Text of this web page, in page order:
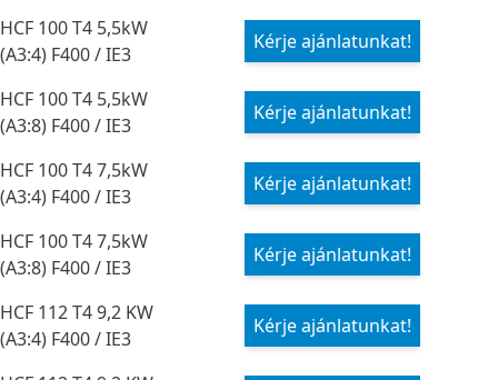
HCF 100 T4 5,5kW
(A3:4) F400 / IE3
Kérje ajánlatunkat!
HCF 100 T4 5,5kW
(A3:8) F400 / IE3
Kérje ajánlatunkat!
HCF 100 T4 7,5kW
(A3:4) F400 / IE3
Kérje ajánlatunkat!
HCF 100 T4 7,5kW
(A3:8) F400 / IE3
Kérje ajánlatunkat!
HCF 112 T4 9,2 KW
(A3:4) F400 / IE3
Kérje ajánlatunkat!